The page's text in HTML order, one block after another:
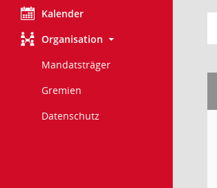
Kalender
Organisation
Mandatsträger
Gremien
Datenschutz